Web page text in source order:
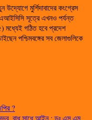
উদ্যোগে মুর্শিদাবাদের কংগ্রেস
সূত্রে এখনও পর্যন্ত
মধ্যেই গঠিত হবে প্রদেশ
পশ্চিমবঙ্গের সব জেলাগুলিকে
?
বাধ সাধে আইন : ডঃ এস এম